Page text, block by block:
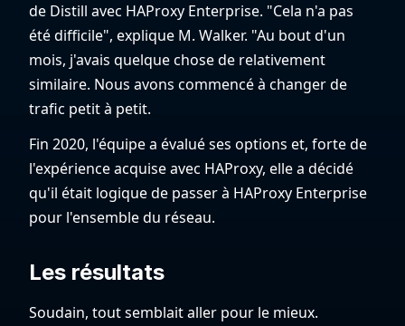
de Distill avec HAProxy Enterprise. "Cela n'a pas
été difficile", explique M. Walker. "Au bout d'un
mois, j'avais quelque chose de relativement
similaire. Nous avons commencé à changer de
trafic petit à petit.
Fin 2020, l'équipe a évalué ses options et, forte de
l'expérience acquise avec HAProxy, elle a décidé
qu'il était logique de passer à HAProxy Enterprise
pour l'ensemble du réseau.
Les résultats
Soudain, tout semblait aller pour le mieux.